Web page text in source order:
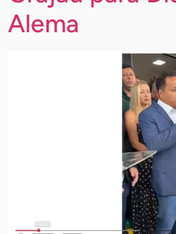
Alema